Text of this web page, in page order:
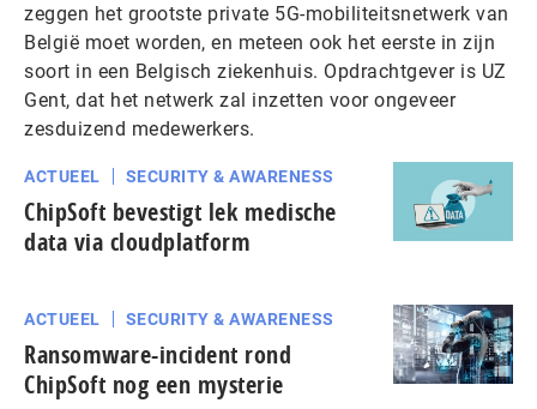
zeggen het grootste private 5G-mobiliteitsnetwerk van
België moet worden, en meteen ook het eerste in zijn
soort in een Belgisch ziekenhuis. Opdrachtgever is UZ
Gent, dat het netwerk zal inzetten voor ongeveer
zesduizend medewerkers.
ACTUEEL SECURITY & AWARENESS
ChipSoft bevestigt lek medische
data via cloud­plat­form
ACTUEEL SECURITY & AWARENESS
Ransomware-incident rond
ChipSoft nog een mysterie